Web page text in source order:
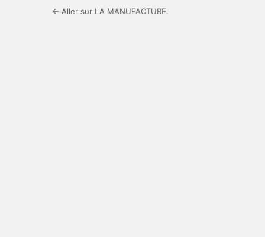
← Aller sur LA MANUFACTURE.